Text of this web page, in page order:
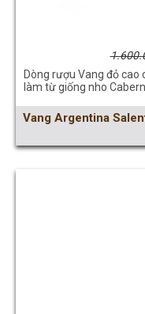
Dòng rượu Vang đỏ
làm từ giống nho
Vang Argentina